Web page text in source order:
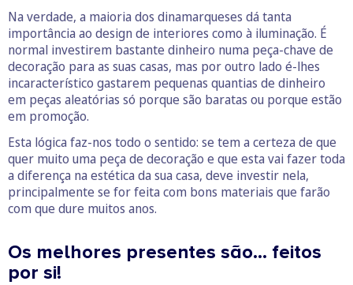
Na verdade, a maioria dos dinamarqueses dá tanta
importância ao design de interiores como à iluminação. É
normal investirem bastante dinheiro numa peça-chave de
decoração para as suas casas, mas por outro lado é-lhes
incaracterístico gastarem pequenas quantias de dinheiro
em peças aleatórias só porque são baratas ou porque estão
em promoção.
Esta lógica faz-nos todo o sentido: se tem a certeza de que
quer muito uma peça de decoração e que esta vai fazer toda
a diferença na estética da sua casa, deve investir nela,
principalmente se for feita com bons materiais que farão
com que dure muitos anos.
Os melhores presentes são… feitos
por si!